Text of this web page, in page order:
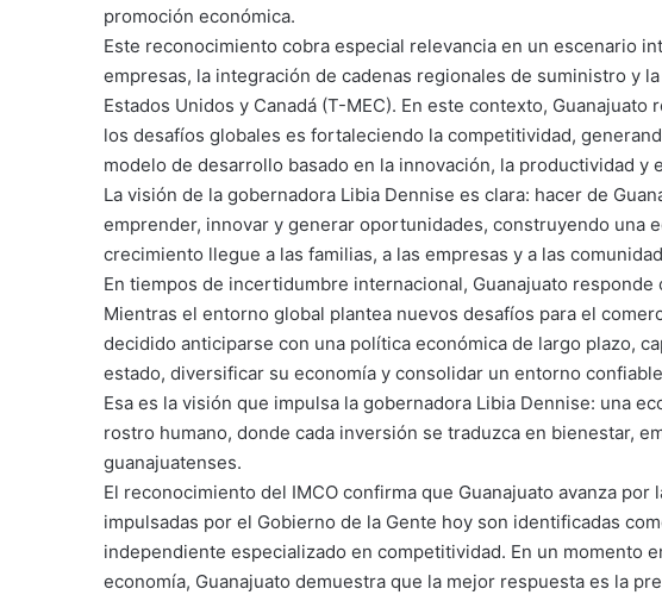
promoción económica.
Este reconocimiento cobra especial relevancia en un escenario
empresas, la integración de cadenas regionales de suministro y
Estados Unidos y Canadá (T-MEC). En este contexto,
los desafíos globales es fortaleciendo la competitividad,
modelo de desarrollo basado en la innovación, la productividad y
La visión de la gobernadora Libia Dennise es clara: hacer de
emprender, innovar y generar oportunidades, construyendo una
crecimiento llegue a las familias, a las empresas y a las
En tiempos de incertidumbre internacional, Guanajuato
Mientras el entorno global plantea nuevos desafíos para el
decidido anticiparse con una política económica de largo plazo,
estado, diversificar su economía y consolidar un entorno
Esa es la visión que impulsa la gobernadora Libia Dennise: una
rostro humano, donde cada inversión se traduzca en bienestar,
guanajuatenses.
El reconocimiento del IMCO confirma que Guanajuato avanza
impulsadas por el Gobierno de la Gente hoy son identificadas
independiente especializado en competitividad. En un momento
economía, Guanajuato demuestra que la mejor respuesta es la